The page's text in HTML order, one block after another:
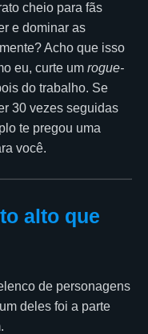
cheio para fãs
e dominar as
Acho que isso
eu, curte um rogue-
do trabalho. Se
30 vezes seguidas
te pregou uma
você.
alto que
de personagens
deles foi a parte